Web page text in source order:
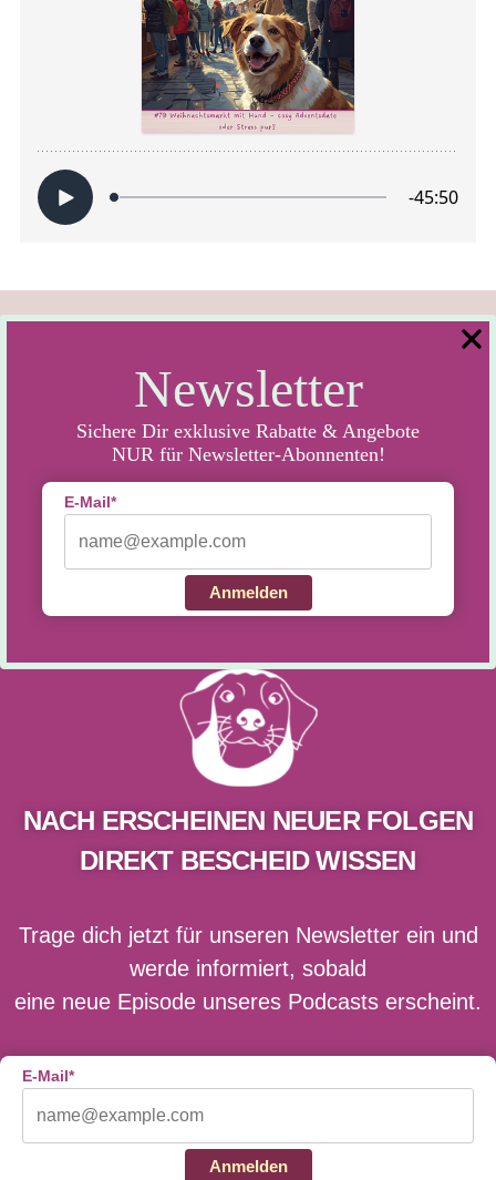
Newsletter
Sichere Dir exklusive Rabatte & Angebote
NUR für Newsletter-Abonnenten!
E-Mail*
Anmelden
NACH ERSCHEINEN NEUER FOLGEN
DIREKT BESCHEID WISSEN
Trage dich jetzt für unseren Newsletter ein und
werde informiert, sobald
eine neue Episode unseres Podcasts erscheint.
E-Mail*
Anmelden